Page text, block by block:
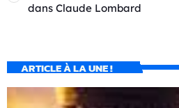
dans Claude Lombard
ARTICLE À LA UNE !